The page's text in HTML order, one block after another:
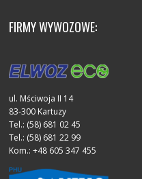
FIRMY WYWOZOWE:
ul. Mściwoja II 14
83-300 Kartuzy
Tel.: (58) 681 02 45
Tel.: (58) 681 22 99
Kom.: +48 605 347 455